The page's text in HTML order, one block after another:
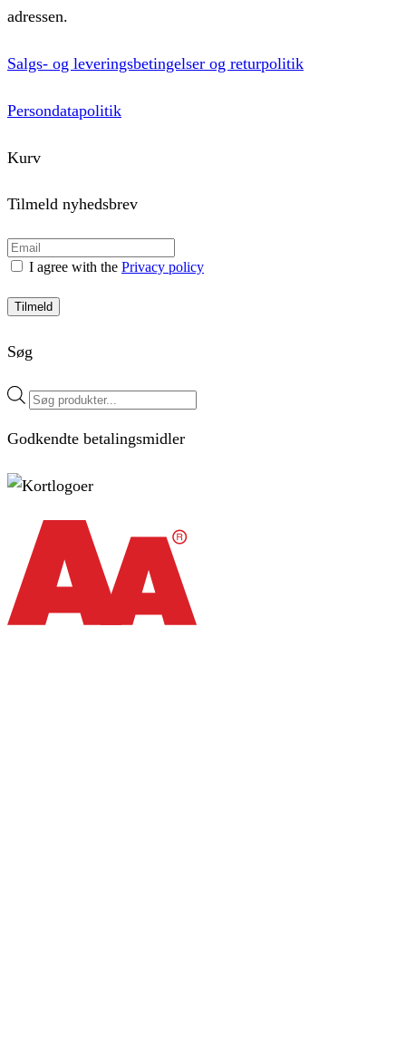
adressen.
Salgs- og leveringsbetingelser og returpolitik
Persondatapolitik
Kurv
Tilmeld nyhedsbrev
I agree with the Privacy policy
Tilmeld
Søg
Products
search
Godkendte betalingsmidler